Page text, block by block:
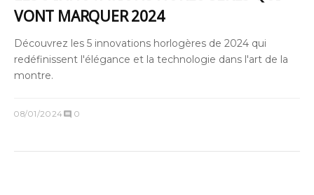
VONT MARQUER 2024
Découvrez les 5 innovations horlogères de 2024 qui
redéfinissent l'élégance et la technologie dans l'art de la
montre.
08/01/2024comment 0